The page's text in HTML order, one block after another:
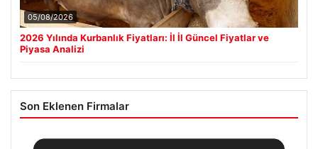
05/08/2026
2026 Yılında Kurbanlık Fiyatları: İl İl Güncel Fiyatlar ve
Piyasa Analizi
Son Eklenen Firmalar